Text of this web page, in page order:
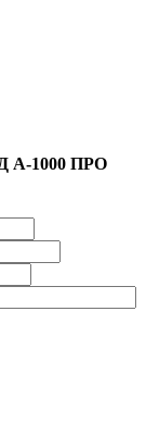
А-1000 ПРО